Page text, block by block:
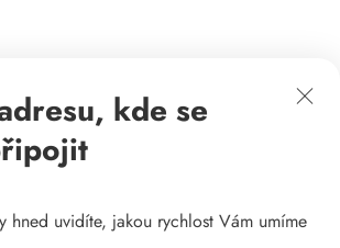
kde se
hned uvidíte, jakou rychlost Vám umíme